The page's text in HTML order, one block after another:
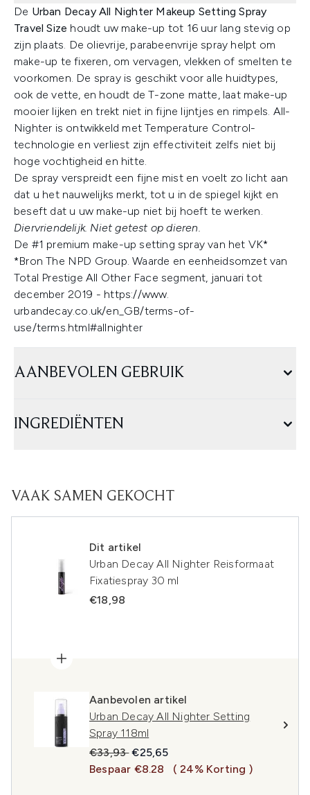
De Urban Decay All Nighter Makeup Setting Spray
Travel Size houdt uw make-up tot 16 uur lang stevig op
zijn plaats. De olievrije, parabeenvrije spray helpt om
make-up te fixeren, om vervagen, vlekken of smelten te
voorkomen. De spray is geschikt voor alle huidtypes,
ook de vette, en houdt de T-zone matte, laat make-up
mooier lijken en trekt niet in fijne lijntjes en rimpels. All-
Nighter is ontwikkeld met Temperature Control-
technologie en verliest zijn effectiviteit zelfs niet bij
hoge vochtigheid en hitte.
De spray verspreidt een fijne mist en voelt zo licht aan
dat u het nauwelijks merkt, tot u in de spiegel kijkt en
beseft dat u uw make-up niet bij hoeft te werken.
Diervriendelijk. Niet getest op dieren.
De #1 premium make-up setting spray van het VK*
*Bron The NPD Group. Waarde en eenheidsomzet van
Total Prestige All Other Face segment, januari tot
december 2019 - https://www.
urbandecay.co.uk/en_GB/terms-of-
use/terms.html#allnighter
AANBEVOLEN GEBRUIK
INGREDIËNTEN
VAAK SAMEN GEKOCHT
Dit artikel
Urban Decay All Nighter Reisformaat
Fixatiespray 30 ml
€18,98
Aanbevolen artikel
Urban Decay All Nighter Setting
Spray 118ml
Recommended Retail Price:
€33,93Huidige prijs:
€25,65
Bespaar €8.28
( 24% Korting )